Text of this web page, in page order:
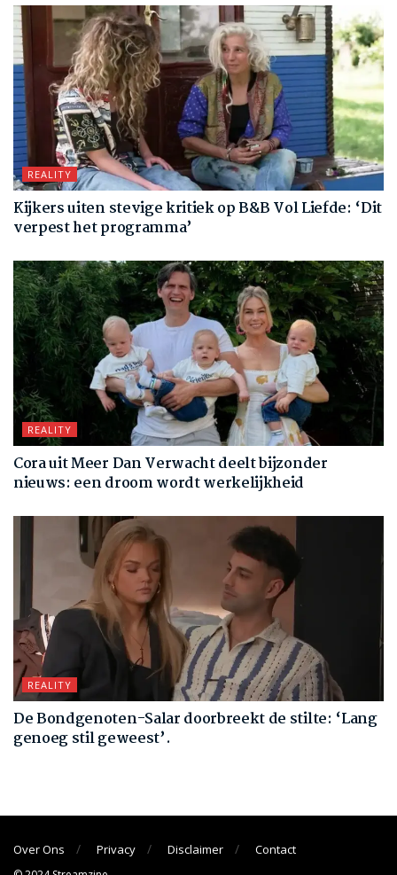
REALITY
Kijkers uiten stevige kritiek op B&B Vol Liefde: ‘Dit
verpest het programma’
REALITY
Cora uit Meer Dan Verwacht deelt bijzonder
nieuws: een droom wordt werkelijkheid
REALITY
De Bondgenoten-Salar doorbreekt de stilte: ‘Lang
genoeg stil geweest’.
Over Ons Privacy Disclaimer Contact